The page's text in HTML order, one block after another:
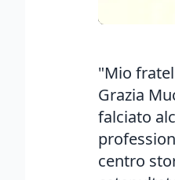
"Mio
Grazia
falciato
centro